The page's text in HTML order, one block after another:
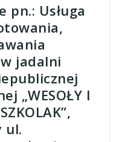
pn.: Usługa
jadalni
„WESOŁY I
ul.